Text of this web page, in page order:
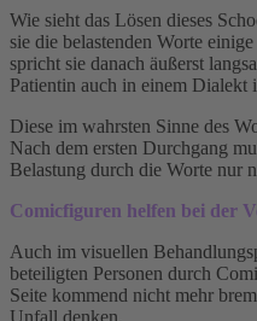
Wie sieht das Lösen dieses
sie die belastenden Worte
spricht sie danach äußerst
Patientin auch in einem Dialekt
Diese im wahrsten Sinne des
Nach dem ersten Durchgang
Belastung durch die Worte nur
Comicfiguren helfen bei der
Auch im visuellen
beteiligten Personen durch
Seite kommend nicht mehr
Unfall denken.